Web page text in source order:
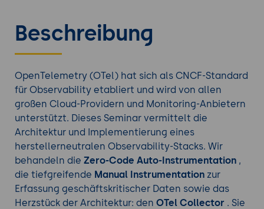
Beschreibung
OpenTelemetry (OTel) hat sich als CNCF-Standard
für Observability etabliert und wird von allen
großen Cloud-Providern und Monitoring-Anbietern
unterstützt. Dieses Seminar vermittelt die
Architektur und Implementierung eines
herstellerneutralen Observability-Stacks. Wir
behandeln die Zero-Code Auto-Instrumentation,
die tiefgreifende Manual Instrumentationzur
Erfassung geschäftskritischer Daten sowie das
Herzstück der Architektur: den OTel Collector. Sie